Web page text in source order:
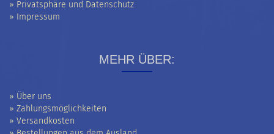
» Privatsphäre und Datenschutz
» Impressum
MEHR ÜBER:
» Über uns
» Zahlungsmöglichkeiten
» Versandkosten